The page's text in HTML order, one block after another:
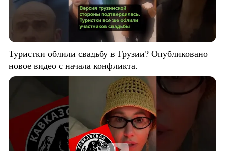
Туристки облили свадьбу в Грузии? Опубликовано
новое видео с начала конфликта.